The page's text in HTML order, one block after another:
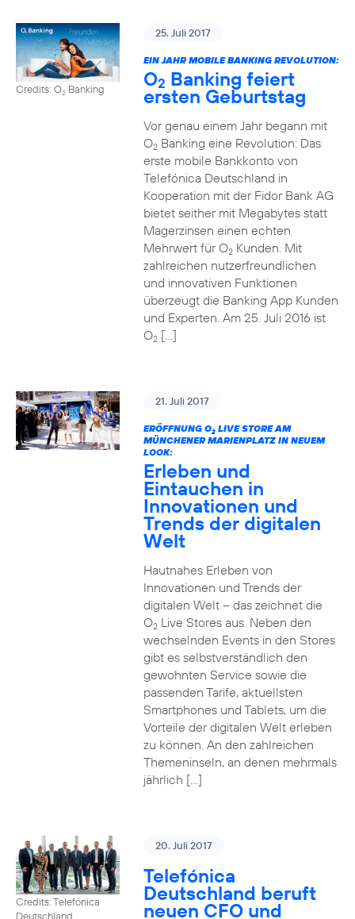
Credits: O2 Banking
25. Juli 2017
EIN JAHR MOBILE BANKING REVOLUTION:
O2 Banking feiert
ersten Geburtstag
Vor genau einem Jahr begann mit
O2Banking eine Revolution: Das
erste mobile Bankkonto von
Telefónica Deutschland in
Kooperation mit der Fidor Bank AG
bietet seither mit Megabytes statt
Magerzinsen einen echten
Mehrwert für O2Kunden. Mit
zahlreichen nutzerfreundlichen
und innovativen Funktionen
überzeugt die Banking App Kunden
und Experten. Am 25. Juli 2016 ist
O2[…]
21. Juli 2017
ERÖFFNUNG O2LIVE STORE AM
MÜNCHENER MARIENPLATZ IN NEUEM
LOOK:
Erleben und
Eintauchen in
Innovationen und
Trends der digitalen
Welt
Hautnahes Erleben von
Innovationen und Trends der
digitalen Welt – das zeichnet die
O2Live Stores aus. Neben den
wechselnden Events in den Stores
gibt es selbstverständlich den
gewohnten Service sowie die
passenden Tarife, aktuellsten
Smartphones und Tablets, um die
Vorteile der digitalen Welt erleben
zu können. An den zahlreichen
Themeninseln, an denen mehrmals
jährlich […]
Credits: Telefónica
Deutschland
20. Juli 2017
Telefónica
Deutschland beruft
neuen CFO und